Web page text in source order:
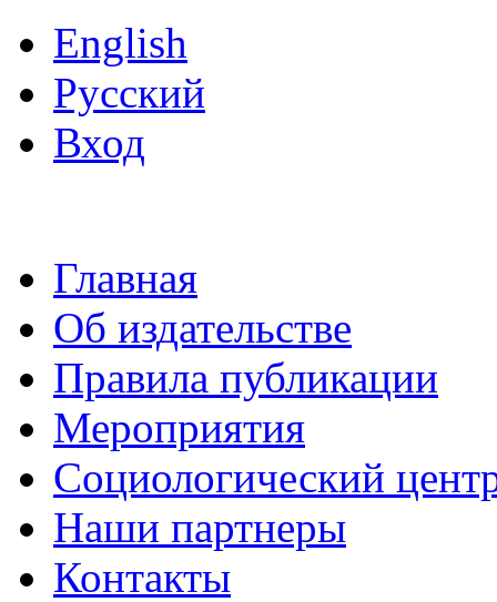
English
Русский
Вход
Главная
Об издательстве
Правила публикации
Мероприятия
Социологический
Наши партнеры
Контакты